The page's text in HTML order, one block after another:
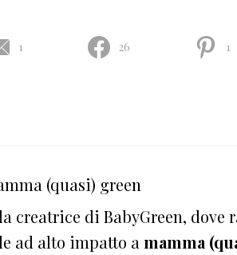
1 26 1
(quasi) green
creatrice di BabyGreen, dove
ad alto impatto a mamma